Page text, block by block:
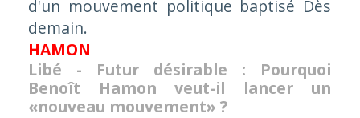
d'un mouvement politique baptisé Dès
demain.
HAMON
Libé - Futur désirable : Pourquoi
Benoît Hamon veut-il lancer un
«nouveau mouvement» ?